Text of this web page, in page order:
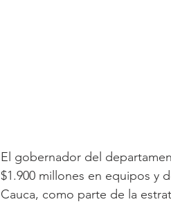
El gobernador del
$1.900 millones en equipos y
Cauca, como parte de la